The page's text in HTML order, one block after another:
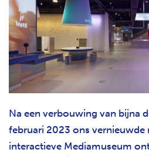
Na een verbouwing van bijna
februari 2023 ons vernieuwde
interactieve Mediamuseum